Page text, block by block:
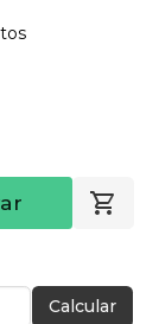
Calcular